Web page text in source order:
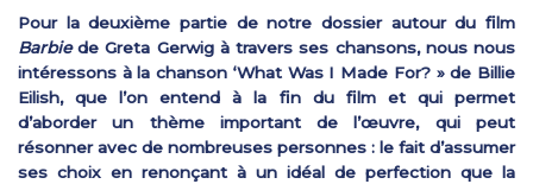
Pour la deuxième partie de notre dossier autour du film
Barbiede Greta Gerwig à travers ses chansons, nous nous
intéressons à la chanson ‘What Was I Made For? » de Billie
Eilish, que l’on entend à la fin du film et qui permet
d’aborder un thème important de l’œuvre, qui peut
résonner avec de nombreuses personnes : le fait d’assumer
ses choix en renonçant à un idéal de perfection que la